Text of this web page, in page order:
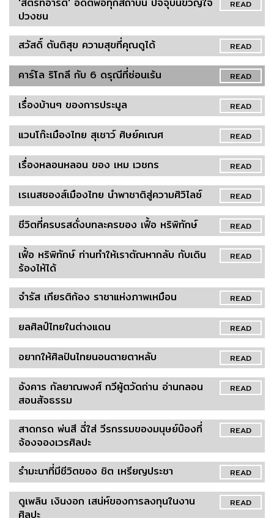
READ
ปวงชน
READ
สวัสดิ์ ตันติสุข ความสุขที่คุณดูได้
READ
คาร์โล ริโกลี กับ 6 ดรุณีที่ซ่อนเร้น
READ
เรื่องบ้านๆ ของการประมูล
READ
แวนโก๊ะเมืองไทย สุเชาว์ ศิษย์คเณศ
READ
เรื่องหลอนหลอน ของ เหม เวชกร
READ
เรเนสซองส์เมืองไทย นำพาชาติสู่ความศิวิไลซ์
READ
ชีวิตที่ครบรสดั่งบทละครของ เฟื้อ หริพิทักษ์
READ
เฟื้อ หริพิทักษ์ ท่านทำให้เราตัณหากลับ กับเดิน
ร้องไห้ได้
READ
จำรัส เกียรติก้อง ราชาแห่งภาพเหมือน
READ
ยลศิลป์ไทยในต่างแดน
READ
อยากให้ศิลปินไทยนอนตายตาหลับ
READ
อังคาร กัลยาณพงศ์ กวีผู้ตวัดถ่าน อ่านกลอน
สอนสัจธรรม
READ
สาดกรด พ่นสี ฉี่ใส่ วีรกรรมของมนุษย์บ๊องที่
จ้องจองเวรศิลปะ
READ
รำมะนาที่มีชีวิตของ ชิต เหรียญประชา
READ
ดูเพลิน เงินงอก เสน่ห์ของการลงทุนในงาน
ศิลปะ